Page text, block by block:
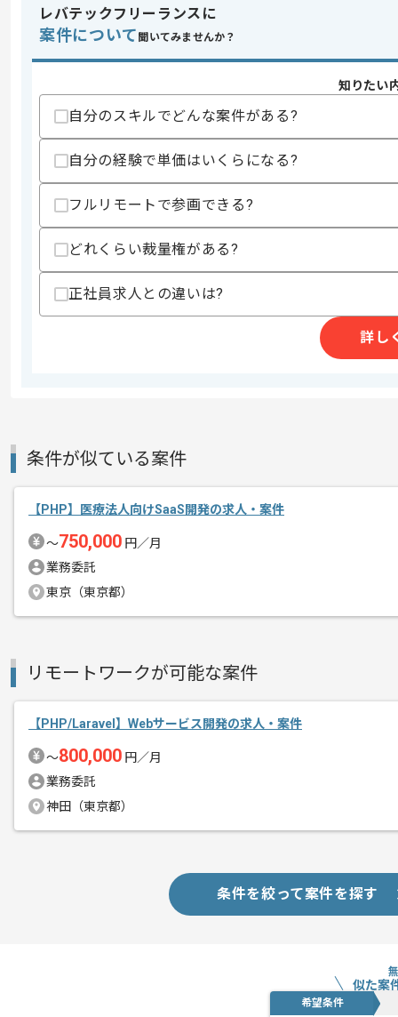
担当領域/システ
ム
スキル
求めるスキル
・アプリ開発経験3年以上
・AWSを用いた実務経験
歓迎スキル
・Hadoopエコシステムの経験
・ワークフロー管理ツールの利用経験
・KVS利用経験
・DevOps系の知識や経験
・高負荷対策やパフォーマンスチュー
上記に似た経験やスキルをお持ちであれば
支払いサイト
その他募集要項
エージェントからのコ
メント
チーム開発となります為、
レバテックフリーランスに
案件について 聞いてみませんか？
知りたい
自分のスキルでどんな案件がある?
自分の経験で単価はいくらになる?
フルリモートで参画できる?
どれくらい裁量権がある?
正社員求人との違いは?
詳し
条件が似ている案件
【PHP】医療法人向けSaaS開発の求人・案件
〜750,000 円／月
業務委託
東京（東京都）
リモートワークが可能な案件
【PHP/Laravel】Webサービス開発の求人・案件
〜800,000 円／月
業務委託
神田（東京都）
条件を絞って案件を探す
似た案
希望条件